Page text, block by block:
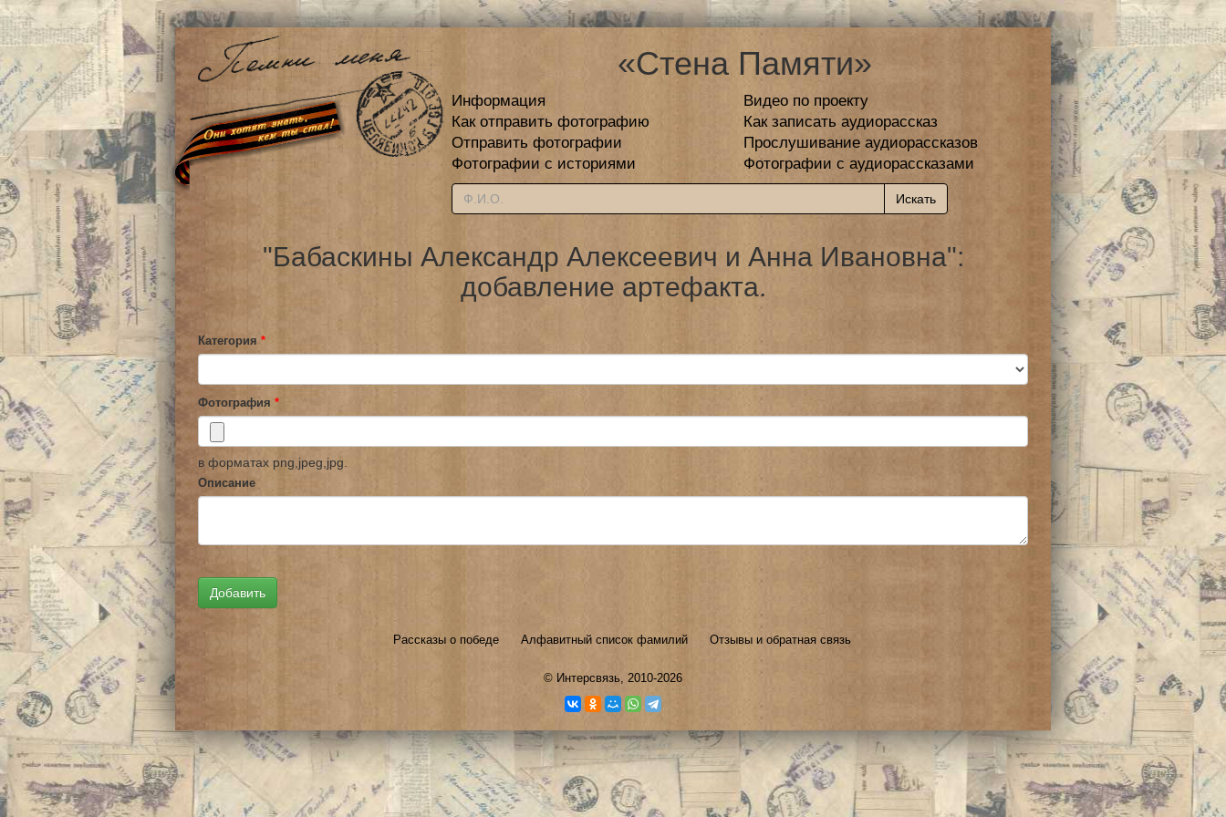
«Стена Памяти»
Информация
Видео по проекту
Как отправить фотографию
Как записать аудиорассказ
Отправить фотографии
Прослушивание аудиорассказов
Фотографии с историями
Фотографии с аудиорассказами
"Бабаскины Александр Алексеевич и Анна Ивановна":
добавление артефакта.
Категория *
Фотография *
в форматах png,jpeg,jpg.
Описание
Рассказы о победе Алфавитный список фамилий Отзывы и обратная связь
© Интерсвязь , 2010-2026